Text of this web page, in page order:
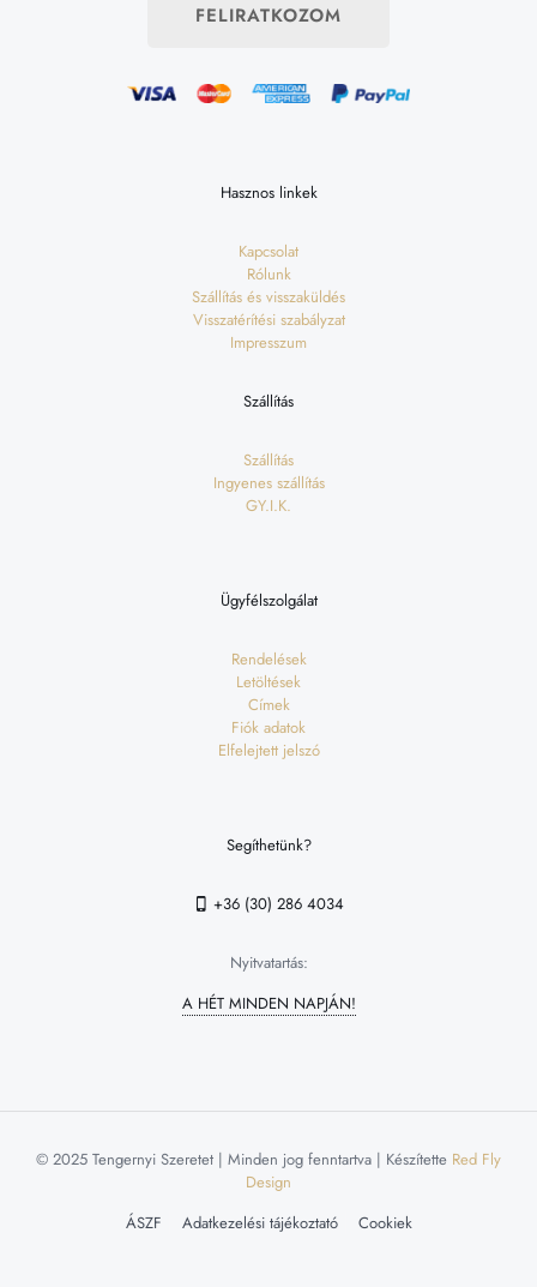
FELIRATKOZOM
Hasznos linkek
Kapcsolat
Rólunk
Szállítás és visszaküldés
Visszatérítési szabályzat
Impresszum
Szállítás
Szállítás
Ingyenes szállítás
GY.I.K.
Ügyfélszolgálat
Rendelések
Letöltések
Címek
Fiók adatok
Elfelejtett jelszó
Segíthetünk?
+36 (30) 286 4034
Nyitvatartás:
A HÉT MINDEN NAPJÁN!
© 2025 Tengernyi Szeretet | Minden jog fenntartva | Készítette Red Fly
Design
ÁSZF
Adatkezelési tájékoztató Cookiek